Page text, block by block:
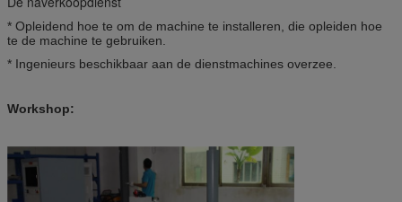
* Opleidend hoe te om de machine te installeren, die opleiden hoe
te de machine te gebruiken.
* Ingenieurs beschikbaar aan de dienstmachines overzee.
Workshop: